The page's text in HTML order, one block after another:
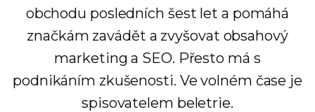
obchodu posledních šest let a pomáhá
značkám zavádět a zvyšovat obsahový
marketing a SEO. Přesto má s
podnikáním zkušenosti. Ve volném čase je
spisovatelem beletrie.